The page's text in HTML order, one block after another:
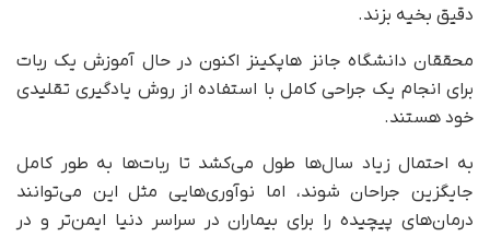
دقیق بخیه بزند.
محققان دانشگاه جانز هاپکینز اکنون در حال آموزش یک ربات
برای انجام یک جراحی کامل با استفاده از روش یادگیری تقلیدی
خود هستند.
به احتمال زیاد سال‌ها طول می‌کشد تا ربات‌ها به طور کامل
جایگزین جراحان شوند، اما نوآوری‌هایی مثل این می‌توانند
درمان‌های پیچیده را برای بیماران در سراسر دنیا ایمن‌تر و در